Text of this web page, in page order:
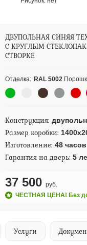
ДВУПОЛЬНАЯ СИНЯЯ
С КРУГЛЫМ
СТВОРКЕ
Отделка: RAL 5002
Конструкция:
Размер коробки:
Изготовление: 48 часов
Гарантия на дверь: 5
37 500 руб.
ЧЕСТНАЯ ЦЕНА! Без
Услуги